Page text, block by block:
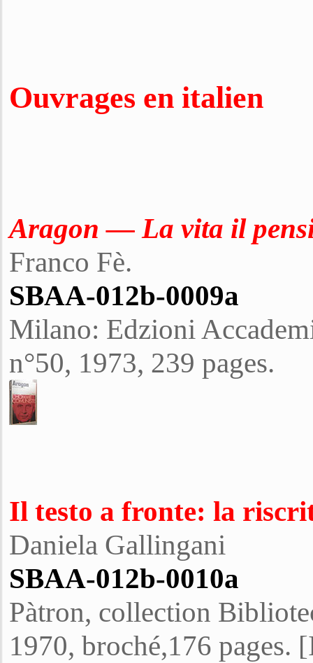
Ouvrages en italien
Aragon — La vita il
Franco Fè.
SBAA-012b-0009a
Milano: Edzioni
n°50, 1973, 239 pages.
Il testo a fronte: la
Daniela Gallingani
SBAA-012b-0010a
Pàtron, collection
1970, broché,176 pages.